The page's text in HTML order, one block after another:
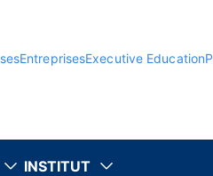
EntreprisesExecutive Education
INSTITUT